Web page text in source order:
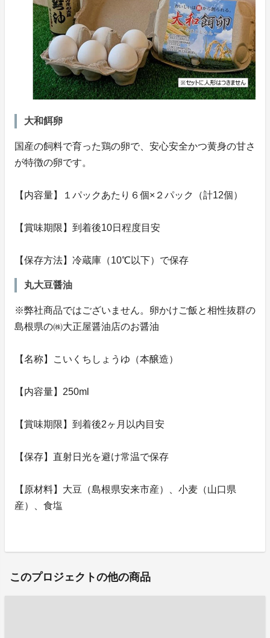
大和餌卵
国産の飼料で育った鶏の卵で、安心安全かつ黄身の甘さ
が特徴の卵です。
【内容量】１パックあたり６個×２パック（計12個）
【賞味期限】到着後10日程度目安
【保存方法】冷蔵庫（10℃以下）で保存
丸大豆醤油
※弊社商品ではございません。卵かけご飯と相性抜群の
島根県の㈱大正屋醤油店のお醤油
【名称】こいくちしょうゆ（本醸造）
【内容量】250ml
【賞味期限】到着後2ヶ月以内目安
【保存】直射日光を避け常温で保存
【原材料】大豆（島根県安来市産）、小麦（山口県
産）、食塩
このプロジェクトの他の商品